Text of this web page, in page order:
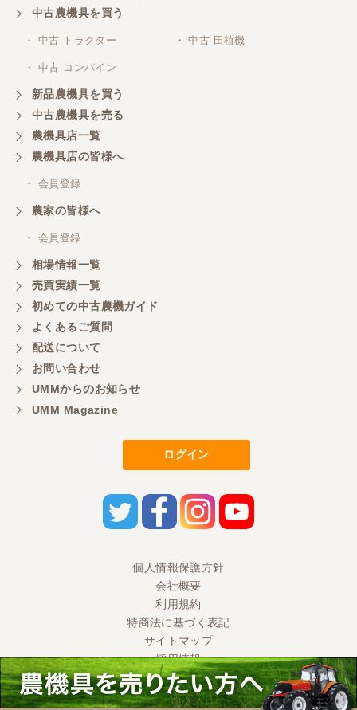
中古農機具を買う
・ 中古 トラクター ・ 中古 田植機
・ 中古 コンバイン
新品農機具を買う
中古農機具を売る
農機具店一覧
農機具店の皆様へ
・ 会員登録
農家の皆様へ
・ 会員登録
相場情報一覧
売買実績一覧
初めての中古農機ガイド
よくあるご質問
配送について
お問い合わせ
UMMからのお知らせ
UMM Magazine
ログイン
個人情報保護方針
会社概要
利用規約
特商法に基づく表記
サイトマップ
採用情報
Ⓒ 2020 UMM CO., LTD. All Rights Reserved.